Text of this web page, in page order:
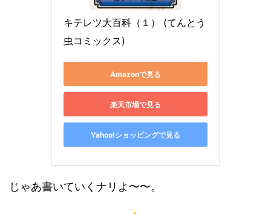
キテレツ大百科（１） (てんとう
虫コミックス)
Amazonで見る
楽天市場で見る
Yahoo!ショッピングで見る
じゃあ書いていくナリよ〜〜。